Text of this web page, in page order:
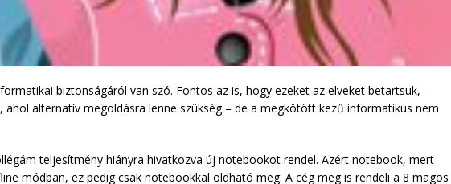
biztonságáról van szó. Fontos az is, hogy ezeket az elveket betartsuk,
ahol alternatív megoldásra lenne szükség – de a megkötött kezű informatikus nem
teljesítmény hiányra hivatkozva új notebookot rendel. Azért notebook, mert
módban, ez pedig csak notebookkal oldható meg. A cég meg is rendeli a 8 magos